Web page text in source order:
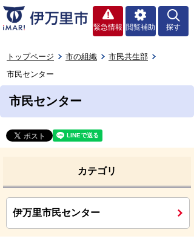
緊急情報 閲覧補助 探す
トップページ 市の組織
市民共生部
市民センター
市民センター
カテゴリ
伊万里市民センター